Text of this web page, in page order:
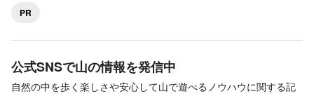
PR
公式SNSで山の情報を発信中
自然の中を歩く楽しさや安心して山で遊べるノウハウに関する記